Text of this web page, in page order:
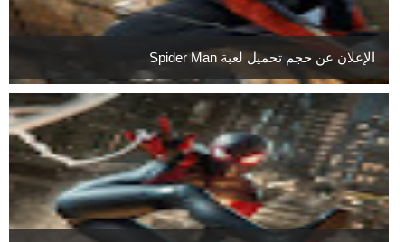
الإعلان عن حجم تحميل لعبة Spider Man